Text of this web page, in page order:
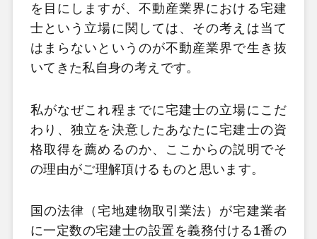
を目にしますが、不動産業界における宅建
士という立場に関しては、その考えは当て
はまらないというのが不動産業界で生き抜
いてきた私自身の考えです。
私がなぜこれ程までに宅建士の立場にこだ
わり、独立を決意したあなたに宅建士の資
格取得を薦めるのか、ここからの説明でそ
の理由がご理解頂けるものと思います。
国の法律（宅地建物取引業法）が宅建業者
に一定数の宅建士の設置を義務付ける1番の